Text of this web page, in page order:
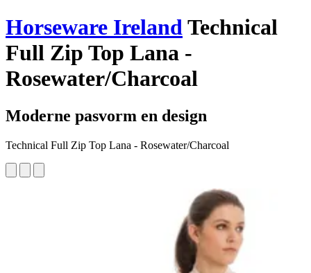
Horseware IrelandTechnical
Full Zip Top Lana -
Rosewater/Charcoal
Moderne pasvorm en design
Technical Full Zip Top Lana - Rosewater/Charcoal